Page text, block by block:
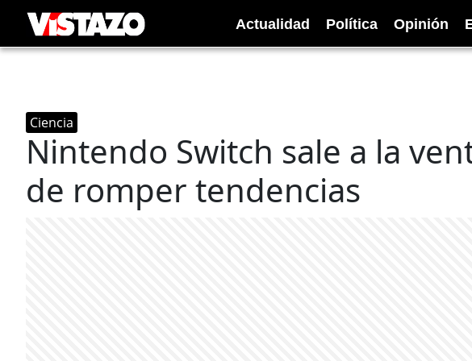
Actualidad Política Opinión
Ciencia
Nintendo Switch sale a la
de romper tendencias